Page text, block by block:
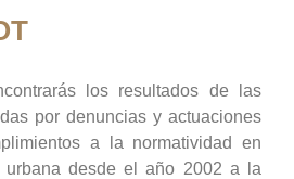
los resultados de las
por denuncias y actuaciones
a la normatividad en
urbana desde el año 2002 a la